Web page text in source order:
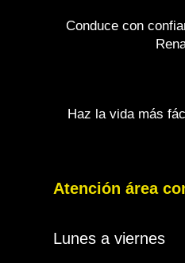
Conduce con
Haz la vida más
Atención área
Lunes a viernes